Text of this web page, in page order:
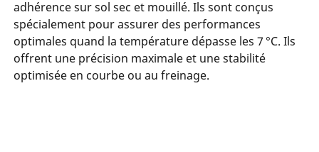
adhérence sur sol sec et mouillé. Ils sont conçus
spécialement pour assurer des performances
optimales quand la température dépasse les 7 °C. Ils
offrent une précision maximale et une stabilité
optimisée en courbe ou au freinage.